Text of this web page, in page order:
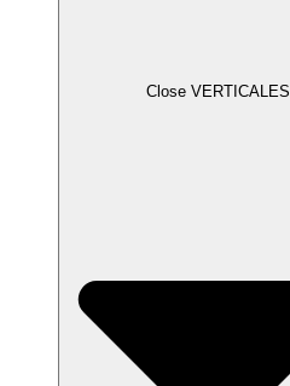
Close VERTICALES